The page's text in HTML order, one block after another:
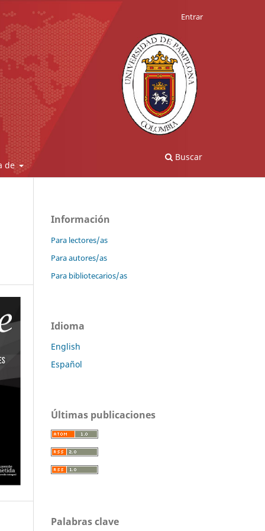
de
Buscar
Entrar
Información
Para lectores/as
Para autores/as
Para bibliotecarios/as
Idioma
English
Español
Últimas publicaciones
Palabras clave